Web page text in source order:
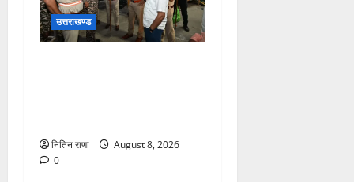
उत्तराखण्ड
नितिन राणा
August 8, 2026
0